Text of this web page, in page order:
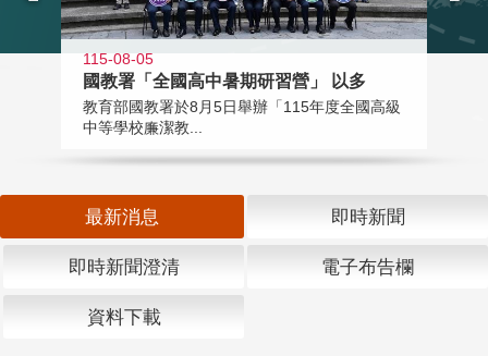
115-08-05
國教署「全國高中暑期研習營」 以多
教育部國教署於8月5日舉辦「115年度全國高級
中等學校廉潔教...
最新消息 即時新聞
即時新聞澄清 電子布告欄
資料下載